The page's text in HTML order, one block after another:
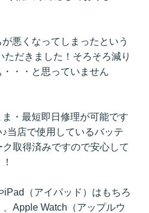
悪くなってしまったという
だきました！そろそろ減り
・・と思っていません
・最短即日修理が可能です
当店で使用しているバッテ
取得済みですので安心して
（アイパッド）はもちろ
Apple Watch（アップルウ